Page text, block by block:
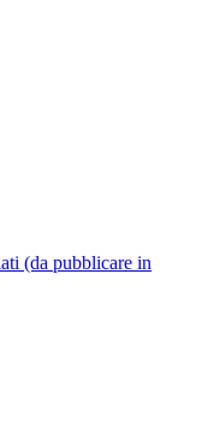
(da pubblicare in